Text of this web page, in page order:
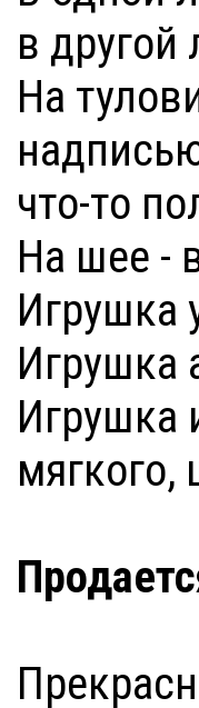
в другой
На
что-то
На шее -
Игрушка
Игрушка
Игрушка
мягкого,